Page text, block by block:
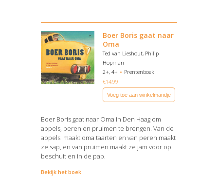
Boer Boris gaat naar
Oma
Ted van Lieshout, Philip
Hopman
2+, 4+
Prentenboek
€14,99
Voeg toe aan winkelmandje
Boer Boris gaat naar Oma in Den Haag om
appels, peren en pruimen te brengen. Van de
appels maakt oma taarten en van peren maakt
ze sap, en van pruimen maakt ze jam voor op
beschuit en in de pap.
Bekijk het boek